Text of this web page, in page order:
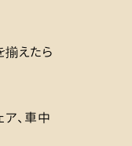
揃えたら
ア、車中